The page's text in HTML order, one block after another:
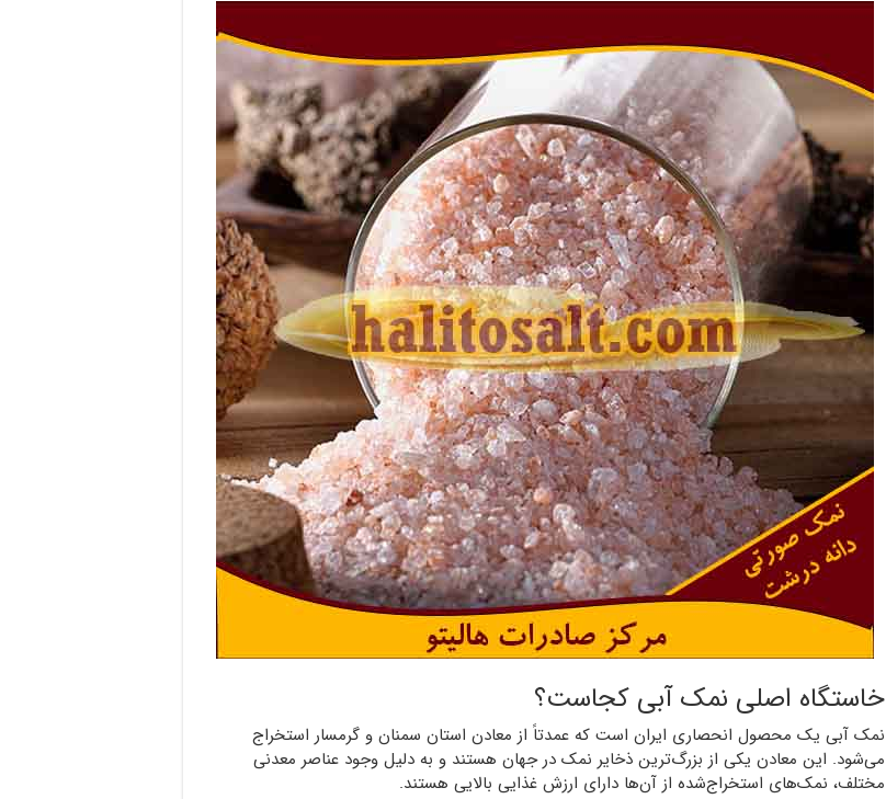
خاستگاه اصلی نمک آبی کجاست؟
نمک آبی یک محصول انحصاری ایران است که عمدتاً از معادن استان سمنان و گرمسار استخراج
می‌شود. این معادن یکی از بزرگ‌ترین ذخایر نمک در جهان هستند و به دلیل وجود عناصر معدنی
مختلف، نمک‌های استخراج‌شده از آن‌ها دارای ارزش غذایی بالایی هستند.